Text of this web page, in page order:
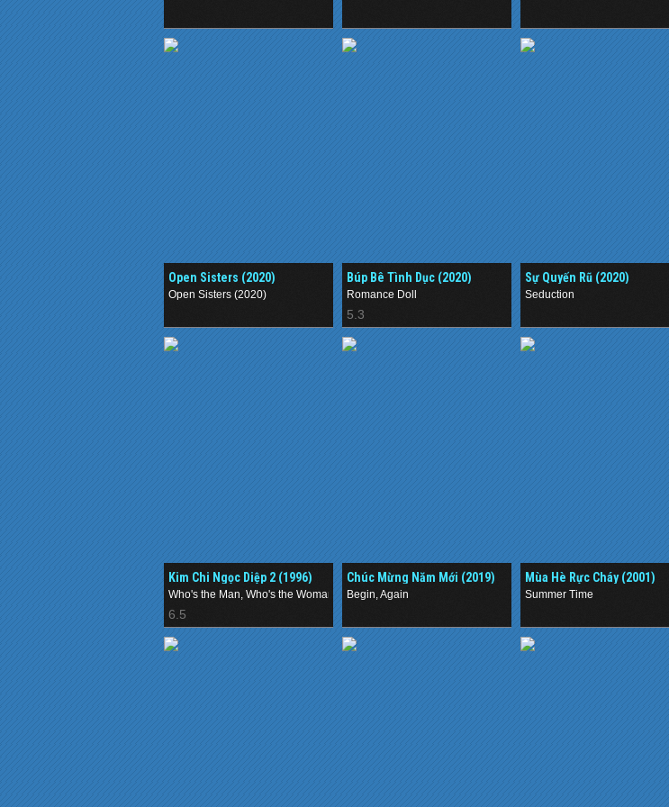
Open Sisters (2020)
Open Sisters (2020)
Búp Bê Tình Dục (2020)
Romance Doll
5.3
Sự Quyến Rũ (2020)
Seduction
Kim Chi Ngọc Diệp 2 (1996)
Who's the Man, Who's the Woman
6.5
Chúc Mừng Năm Mới (2019)
Begin, Again
Mùa Hè Rực Cháy (2001)
Summer Time